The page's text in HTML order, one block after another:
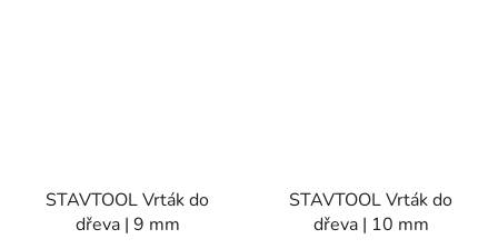
STAVTOOL Vrták do
dřeva | 9 mm
STAVTOOL Vrták do
dřeva | 10 mm